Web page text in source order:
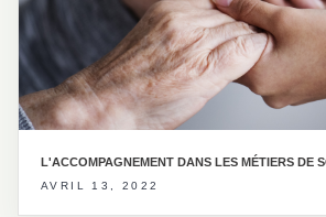
L'ACCOMPAGNEMENT DANS LES MÉTIERS DE
AVRIL 13, 2022